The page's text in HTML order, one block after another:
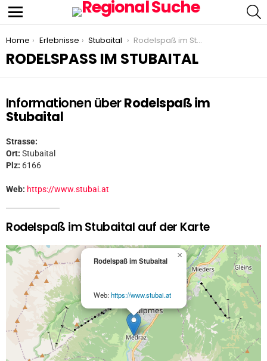
Menu
You are here:
Home Erlebnisse Stubaital Rodelspaß im Stubaital
RODELSPASS IM STUBAITAL
Informationen überRodelspaß im
Stubaital
Strasse:
Ort: Stubaital
Plz: 6166
Web: https://www.stubai.at
Rodelspaß im Stubaital auf der Karte
Rodelspaß im Stubaital
Web:https://www.stubai.at
×